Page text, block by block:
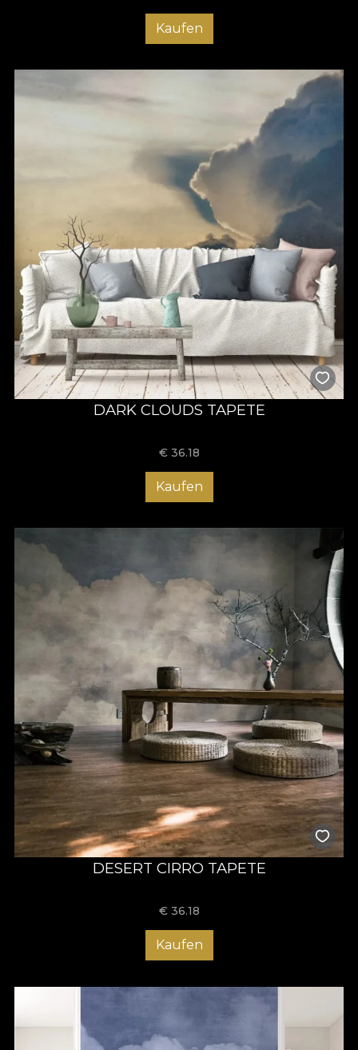
Kaufen
DARK CLOUDS TAPETE
€ 36.18
Kaufen
DESERT CIRRO TAPETE
€ 36.18
Kaufen